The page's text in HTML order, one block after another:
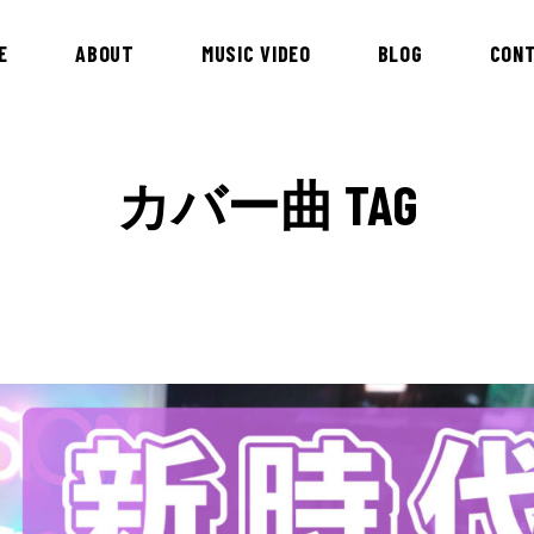
ABOUT MUSIC VIDEO BLOG
カバー曲 TAG